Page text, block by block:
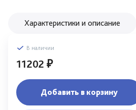
Характеристики и описание
В наличии
11202 ₽
Добавить в корзину